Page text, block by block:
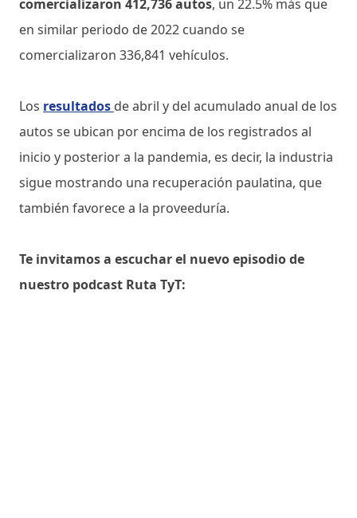
comercializaron 412,736 autos, un 22.5% más que
en similar periodo de 2022 cuando se
comercializaron 336,841 vehículos.
Los resultados de abril y del acumulado anual de los
autos se ubican por encima de los registrados al
inicio y posterior a la pandemia, es decir, la industria
sigue mostrando una recuperación paulatina, que
también favorece a la proveeduría.
Te invitamos a escuchar el nuevo episodio de
nuestro podcast Ruta TyT: